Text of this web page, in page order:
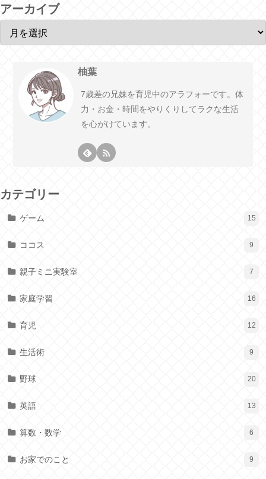
アーカイブ
柚葉
7歳差の兄妹を育児中のアラフォーです。体
力・お金・時間をやりくりしてラクな生活
を心がけています。
カテゴリー
ゲーム 15
ココス 9
親子ミニ実験室 7
家庭学習 16
育児 12
生活術 9
野球 20
英語 13
算数・数学 6
お家でのこと 9